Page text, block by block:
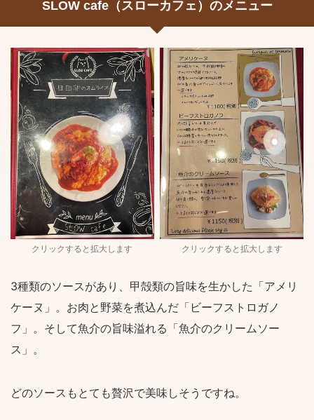
SLOW cafe（スローカフェ）のメニュー
クリックすると拡大します クリックすると拡大します
3種類のソースがあり、甲殻類の旨味を生かした「アメリ
ケーヌ」。お肉と野菜を煮込んだ「ビーフストロガノ
フ」。そして魚介の旨味溢れる「魚介のクリームソー
ス」。
どのソースもとても贅沢で美味しそうですね。